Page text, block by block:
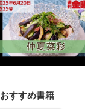
おすすめ書籍